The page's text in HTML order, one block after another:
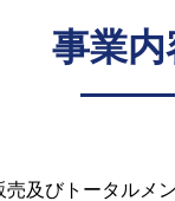
事業内
売及びトータルメ